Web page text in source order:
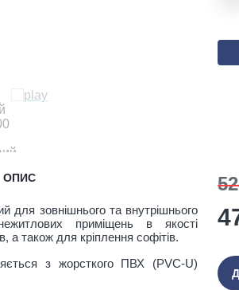
ОПИС
для зовнішнього та внутрішнього
приміщень в якості
а також для кріплення софітів.
з жорсткого ПВХ (PVC-U)